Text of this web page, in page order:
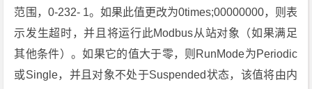
范围，0-232- 1。如果此值更改为0times;00000000，则表
示发生超时，并且将运行此Modbus从站对象（如果满足
其他条件）。如果它的值大于零，则RunMode为Periodic
或Single，并且对象不处于Suspended状态，该值将由内